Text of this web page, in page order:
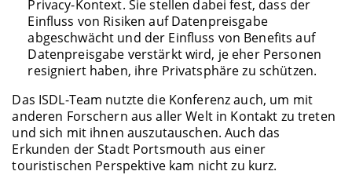
Privacy-Kontext. Sie stellen dabei fest, dass der
Einfluss von Risiken auf Datenpreisgabe
abgeschwächt und der Einfluss von Benefits auf
Datenpreisgabe verstärkt wird, je eher Personen
resigniert haben, ihre Privatsphäre zu schützen.
Das ISDL-Team nutzte die Konferenz auch, um mit
anderen Forschern aus aller Welt in Kontakt zu treten
und sich mit ihnen auszutauschen. Auch das
Erkunden der Stadt Portsmouth aus einer
touristischen Perspektive kam nicht zu kurz.